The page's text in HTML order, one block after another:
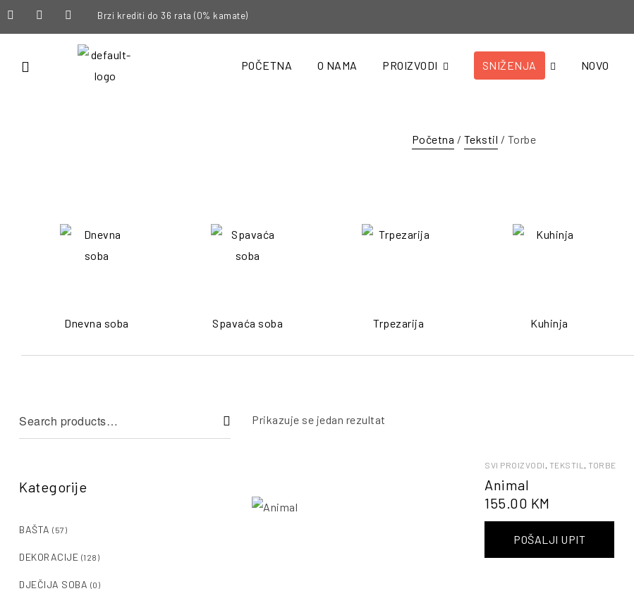
Brzi krediti do 36 rata (0% kamate)
POČETNA O NAMA PROIZVODI SNIŽENJA NOVO
Početna / Tekstil / Torbe
Dnevna soba Spavaća soba Trpezarija Kuhinja
Prikazuje se jedan rezultat
SVI PROIZVODI TEKSTIL TORBE
Animal
155.00 KM
POŠALJI UPIT
Kategorije
BAŠTA (57)
DEKORACIJE (128)
DJEČIJA SOBA (0)